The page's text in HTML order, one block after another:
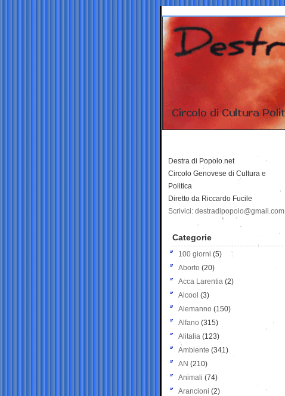
Destra di Popolo.net
Circolo Genovese di Cultura e
Politica
Diretto da Riccardo Fucile
Scrivici: destradipopolo@gmail.com
Categorie
100 giorni (5)
Aborto (20)
Acca Larentia (2)
Alcool (3)
Alemanno (150)
Alfano (315)
Alitalia (123)
Ambiente (341)
AN (210)
Animali (74)
Arancioni (2)